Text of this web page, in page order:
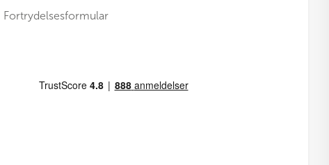
Fortrydelsesformular